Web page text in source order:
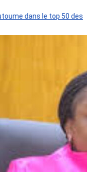
dans le top 50 des